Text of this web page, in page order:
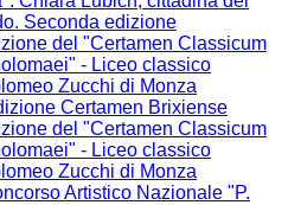
Seconda edizione
del "Certamen Classicum
- Liceo classico
Zucchi di Monza
Certamen Brixiense
del "Certamen Classicum
- Liceo classico
Zucchi di Monza
Artistico Nazionale "P.